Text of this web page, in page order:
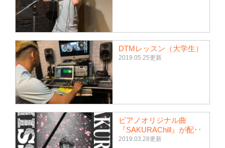
DTMレッスン（大学生）
2019.05.25更新
ピアノオリジナル曲
『SAKURAChill』が配･･
2019.03.28更新